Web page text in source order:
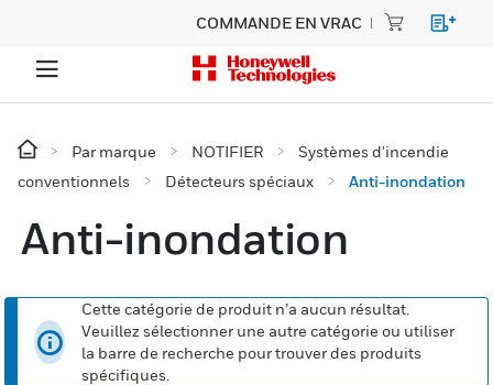
COMMANDE EN VRAC
Par marque NOTIFIER
Systèmes d'incendie
conventionnels
Détecteurs spéciaux Anti-inondation
Anti-inondation
Cette catégorie de produit n’a aucun résultat.
Veuillez sélectionner une autre catégorie ou utiliser
la barre de recherche pour trouver des produits
spécifiques.